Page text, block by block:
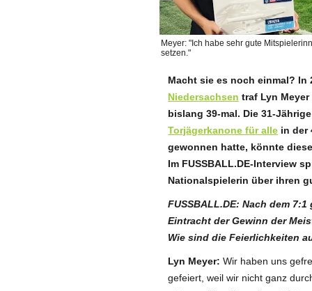
Meyer: "Ich habe sehr gute
setzen."
Macht sie es noch einmal?
Niedersachsen traf Lyn
bislang 39-mal. Die 31-
Torjägerkanone für alle in der
gewonnen hatte, könnte
Im FUSSBALL.DE-Interview
Nationalspielerin über ihren
FUSSBALL.DE: Nach dem
Eintracht der Gewinn der
Wie sind die Feierlichkeiten
Lyn Meyer: Wir haben uns
gefeiert, weil wir nicht ganz